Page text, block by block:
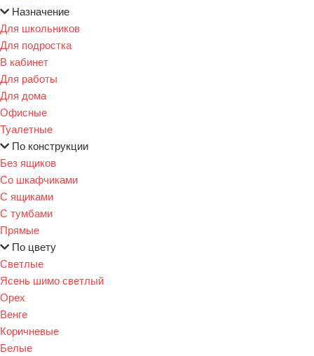
Назначение
Для школьников
Для подростка
В кабинет
Для работы
Для дома
Офисные
Туалетные
По конструкции
Без ящиков
Со шкафчиками
С ящиками
С тумбами
Прямые
По цвету
Светлые
Ясень шимо светлый
Орех
Венге
Коричневые
Белые